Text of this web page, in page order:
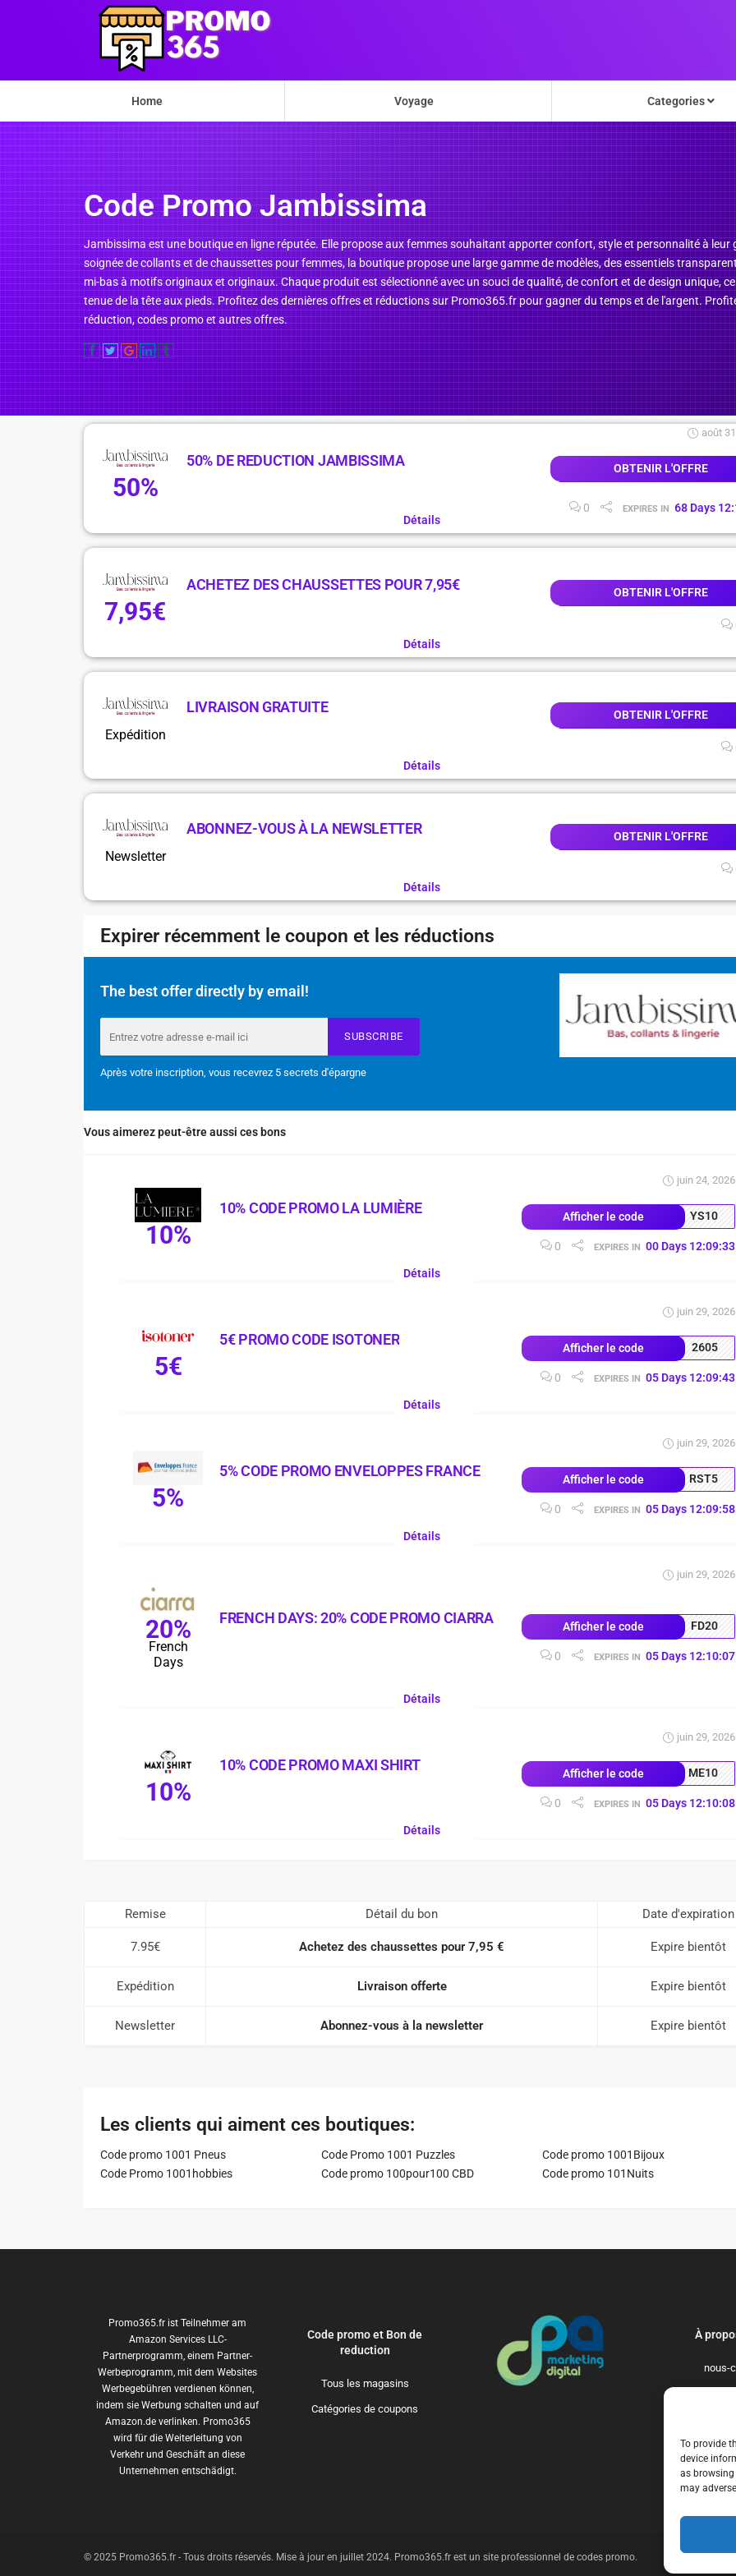
To provide
device
as
may
Home Voyage Categories
Code Promo Jambissima
Jambissima est une boutique en ligne réputée. Elle propose aux femmes souhaitant apporter confort, style et personnalité à
soignée de collants et de chaussettes pour femmes, la boutique propose une large gamme de modèles, des essentiels
mi-bas à motifs originaux et originaux. Chaque produit est sélectionné avec un souci de qualité, de confort et de design unique,
tenue de la tête aux pieds. Profitez des dernières offres et réductions sur Promo365.fr pour gagner du temps et de l'argent.
réduction, codes promo et autres offres.
50%
50% DE REDUCTION JAMBISSIMA
août
OBTENIR L'OFFRE
0 EXPIRES IN 68 Days 12:
Détails
7,95€
ACHETEZ DES CHAUSSETTES POUR 7,95€ OBTENIR L'OFFRE
Détails
Expédition
LIVRAISON GRATUITE OBTENIR L'OFFRE
Détails
Newsletter
ABONNEZ-VOUS À LA NEWSLETTER OBTENIR L'OFFRE
Détails
Expirer récemment le coupon et les réductions
The best offer directly by email!
SUBSCRIBE
Après votre inscription, vous recevrez 5 secrets d'épargne
Vous aimerez peut-être aussi ces bons
10%
10% CODE PROMO LA LUMIÈRE
juin 24, 2026
Afficher le code YS10
0 EXPIRES IN 00 Days 12:09:32
Détails
5€
5€ PROMO CODE ISOTONER
juin 29, 2026
Afficher le code 2605
0 EXPIRES IN 05 Days 12:09:42
Détails
5%
5% CODE PROMO ENVELOPPES FRANCE
juin 29, 2026
Afficher le code RST5
0 EXPIRES IN 05 Days 12:09:57
Détails
20%
French
Days
FRENCH DAYS: 20% CODE PROMO CIARRA
juin 29, 2026
Afficher le code FD20
0 EXPIRES IN 05 Days 12:10:06
Détails
10%
10% CODE PROMO MAXI SHIRT
juin 29, 2026
Afficher le code ME10
0 EXPIRES IN 05 Days 12:10:07
Détails
Remise Détail du bon Date d'expiration
7.95€ Achetez des chaussettes pour 7,95 € Expire bientôt
Expédition Livraison offerte Expire bientôt
Newsletter Abonnez-vous à la newsletter Expire bientôt
Les clients qui aiment ces boutiques:
Code promo 1001 Pneus Code Promo 1001 Puzzles
Code promo 1001Bijoux
Code Promo 1001hobbies
Code promo 100pour100 CBD Code promo 101Nuits
Promo365.fr ist Teilnehmer am
Amazon Services LLC-
Partnerprogramm, einem Partner-
Werbeprogramm, mit dem Websites
Werbegebühren verdienen können,
indem sie Werbung schalten und auf
Amazon.de verlinken. Promo365
wird für die Weiterleitung von
Verkehr und Geschäft an diese
Unternehmen entschädigt.
Code promo et Bon de
reduction
Tous les magasins
Catégories de coupons
À
nous-
© 2025 Promo365.fr - Tous droits réservés. Mise à jour en juillet 2024. Promo365.fr est un site professionnel de codes promo.